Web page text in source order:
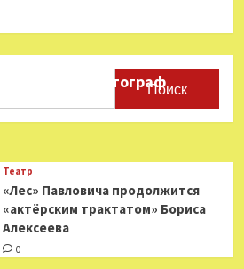
фотограф
Театр
«Лес» Павловича продолжится
«актёрским трактатом» Бориса
Алексеева
0